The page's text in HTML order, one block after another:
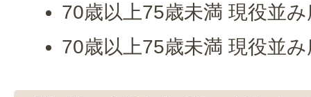
70歳以上75歳未満 現役並
70歳以上75歳未満 現役並